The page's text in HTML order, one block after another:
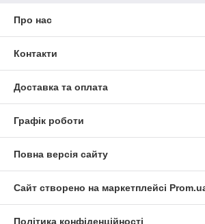
Про нас
Контакти
Доставка та оплата
Графік роботи
Повна версія сайту
Сайт створено на маркетплейсі
Політика конфіденційності